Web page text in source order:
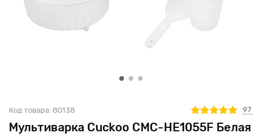
Мультиварка Cuckoo CMC-HE1055F Белая
Код товара: 80138 97